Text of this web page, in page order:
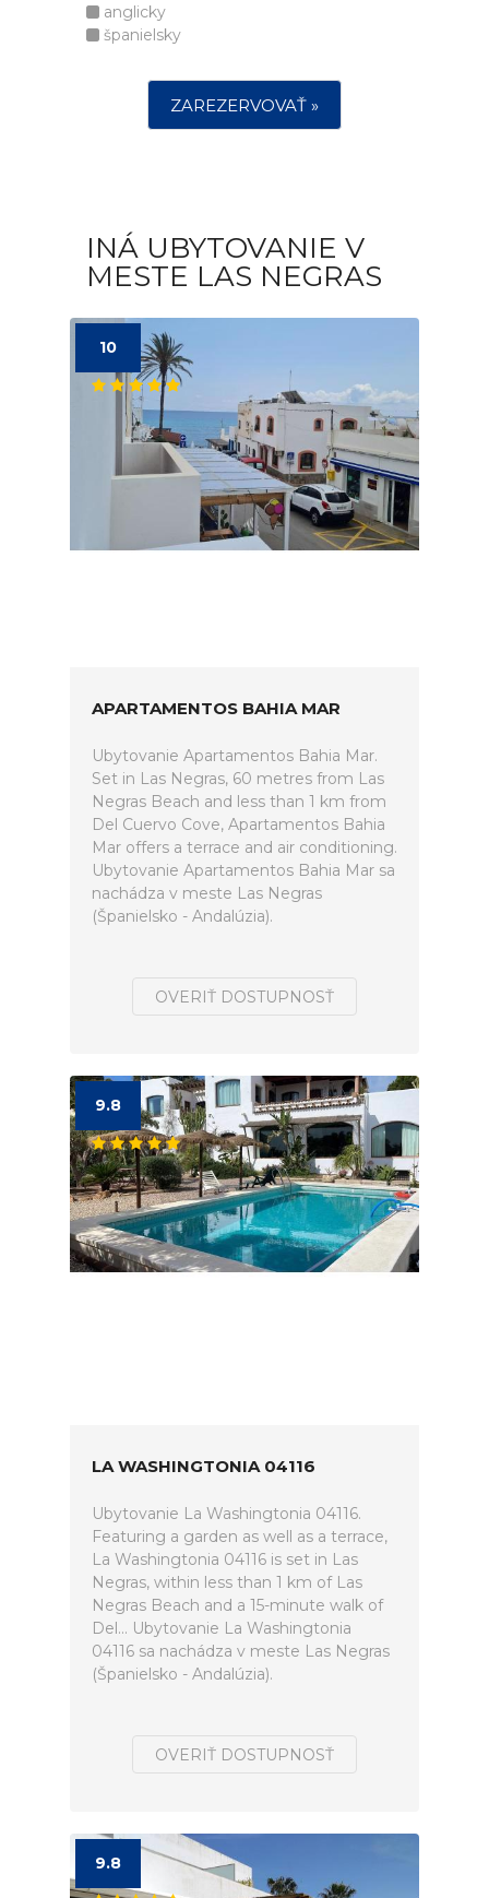
anglicky
španielsky
ZAREZERVOVAŤ »
INÁ UBYTOVANIE V
MESTE LAS NEGRAS
10
APARTAMENTOS BAHIA MAR
Ubytovanie Apartamentos Bahia Mar.
Set in Las Negras, 60 metres from Las
Negras Beach and less than 1 km from
Del Cuervo Cove, Apartamentos Bahia
Mar offers a terrace and air conditioning.
Ubytovanie Apartamentos Bahia Mar sa
nachádza v meste Las Negras
(Španielsko - Andalúzia).
OVERIŤ DOSTUPNOSŤ
9.8
LA WASHINGTONIA 04116
Ubytovanie La Washingtonia 04116.
Featuring a garden as well as a terrace,
La Washingtonia 04116 is set in Las
Negras, within less than 1 km of Las
Negras Beach and a 15-minute walk of
Del... Ubytovanie La Washingtonia
04116 sa nachádza v meste Las Negras
(Španielsko - Andalúzia).
OVERIŤ DOSTUPNOSŤ
9.8